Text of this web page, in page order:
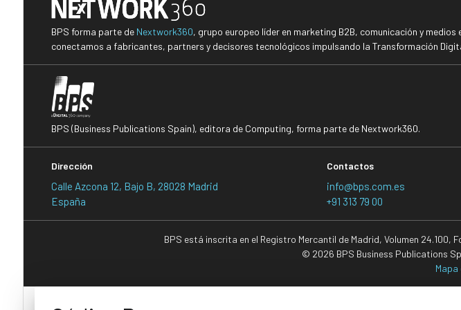
BPS forma parte de Nextwork360, grupo europeo líder en marketing B2B, comunicación y
conectamos a fabricantes, partners y decisores tecnológicos impulsando la Transformación
BPS (Business Publications Spain), editora de Computing, forma parte de Nextwork360.
Dirección
Calle Azcona 12, Bajo B, 28028 Madrid
España
Contactos
info@bps.com.es
+91 313 79 00
BPS está inscrita en el Registro Mercantil de Madrid, Volumen
© 2026 BPS Business Publications